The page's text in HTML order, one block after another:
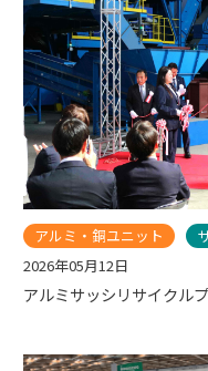
アルミ・銅ユニット
2026年05月12日
アルミサッシリサイクル